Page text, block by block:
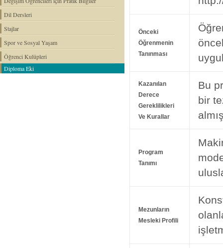
Dil Dersleri
Stajlar
Spor ve Sosyal Yaşam
Öğrenci Kulüpleri
Diploma Eki
Önceki
Öğrenmenin
Tanınması
Kazanılan
Derece
Gereklilikleri
Ve Kurallar
Bu
bir
Program
Tanımı
Mezunların
Mesleki Profili